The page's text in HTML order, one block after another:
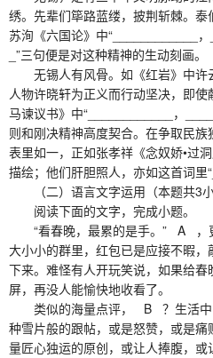
绣。先辈们筚路蓝缕，披荆斩棘。泰
苏洵《六国论》中“____________
_”三句便是对这种精神的生动刻画。
无锡人有风骨。如《红岩》中许
人物许晓轩为正义而行动坚决，即
马谏议书》中“____________，
则和刚决精神高度契合。在争取民
表里如一，正如张孝祥《念奴娇•过
描绘；他们肝胆照人，亦如这首词里
（二）语言文字运用（本题共3小
阅读下面的文字，完成小题。
“看春晚，最累的是手。” A ，
大小小的群里，红包已是应接不暇
下来。难怪有人开玩笑说，如果给
屏，再没人能愉快地收看了。
类似的海量点评， B ？生活中
种雪片般的跟帖，或是怒赞，或是
量匠心独运的原创，或让人捧腹，或